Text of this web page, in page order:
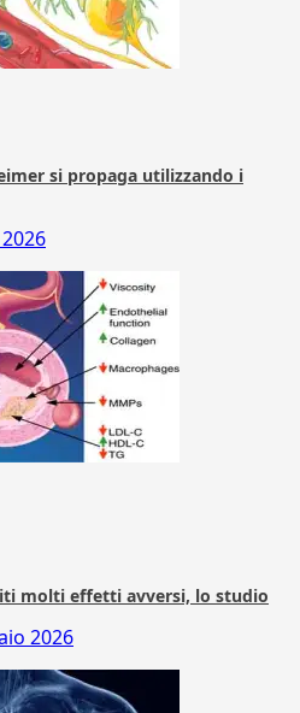
si propaga utilizzando i
molti effetti avversi, lo studio
2026